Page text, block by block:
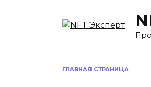
ГЛАВНАЯ СТРАНИЦА